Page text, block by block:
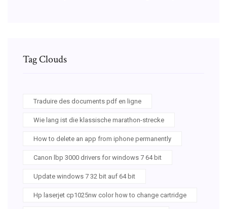
Tag Clouds
Traduire des documents pdf en ligne
Wie lang ist die klassische marathon-strecke
How to delete an app from iphone permanently
Canon lbp 3000 drivers for windows 7 64 bit
Update windows 7 32 bit auf 64 bit
Hp laserjet cp1025nw color how to change cartridge